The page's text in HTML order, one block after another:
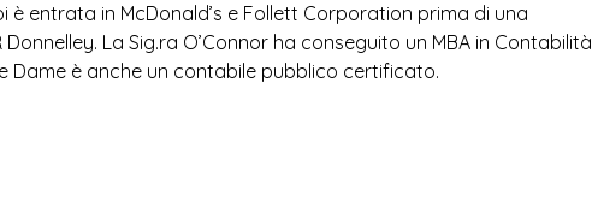
è entrata in McDonald’s e Follett Corporation prima di una
La Sig.ra O’Connor ha conseguito un MBA in Contabilità
Dame è anche un contabile pubblico certificato.